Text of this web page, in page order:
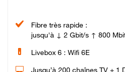
Fibre très rapide :
jusqu'à ↓ 2 Gbit/s ↑ 800
Livebox 6 : Wifi 6E
Jusqu’à 200 chaînes TV + 1